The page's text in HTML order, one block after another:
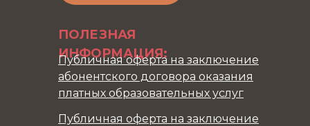
ПОЛЕЗНАЯ
ИНФОРМАЦИЯ:
Публичная оферта на заключение
Публичная оферта на заключение
абонентского договора оказания
платных образовательных услуг